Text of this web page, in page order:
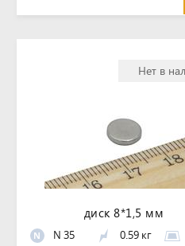
Нет в
диск 8*1,5 мм
N N 35 0.59 кг